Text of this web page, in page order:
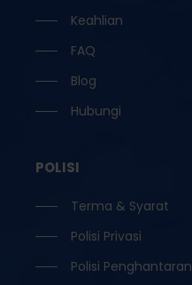
Keahlian
FAQ
Blog
Hubungi
POLISI
Terma & Syarat
Polisi Privasi
Polisi Penghantaran